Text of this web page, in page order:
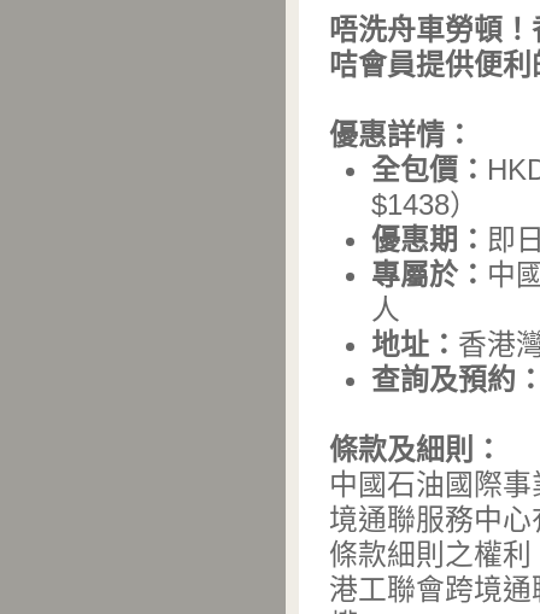
唔洗舟車勞頓
咭會員提供便
優惠詳情：
全包價：
$1438）
優惠期： 即
專屬於： 中
人
地址： 香港
查詢及預約
條款及細則：
中國石油國際
境通聯服務中
條款細則之權
港工聯會跨境